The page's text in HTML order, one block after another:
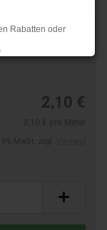
Rabatten oder
kommen.
2,10 €